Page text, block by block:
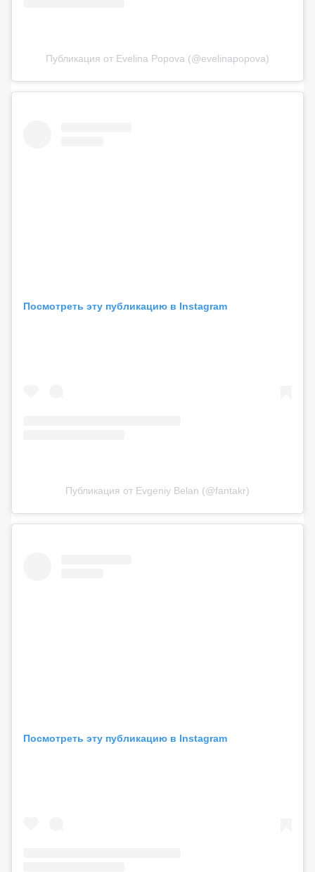
Публикация от Evelina Popova (@evelinapopova)
Посмотреть эту публикацию в Instagram
Публикация от Evgeniy Belan (@fantakr)
Посмотреть эту публикацию в Instagram